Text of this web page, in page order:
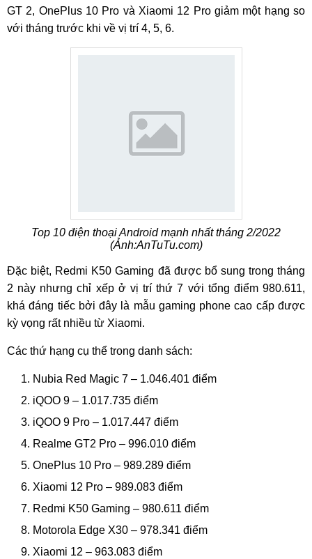
GT 2, OnePlus 10 Pro và Xiaomi 12 Pro giảm một hạng so
với tháng trước khi về vị trí 4, 5, 6.
Top 10 điện thoại Android mạnh nhất tháng 2/2022
(Ảnh:AnTuTu.com)
Đặc biệt, Redmi K50 Gaming đã được bổ sung trong tháng
2 này nhưng chỉ xếp ở vị trí thứ 7 với tổng điểm 980.611,
khá đáng tiếc bởi đây là mẫu gaming phone cao cấp được
kỳ vọng rất nhiều từ Xiaomi.
Các thứ hạng cụ thể trong danh sách:
Nubia Red Magic 7 – 1.046.401 điểm
iQOO 9 – 1.017.735 điểm
iQOO 9 Pro – 1.017.447 điểm
Realme GT2 Pro – 996.010 điểm
OnePlus 10 Pro – 989.289 điểm
Xiaomi 12 Pro – 989.083 điểm
Redmi K50 Gaming – 980.611 điểm
Motorola Edge X30 – 978.341 điểm
Xiaomi 12 – 963.083 điểm